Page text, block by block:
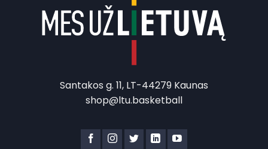
Santakos g. 11, LT-44279 Kaunas
shop@ltu.basketball